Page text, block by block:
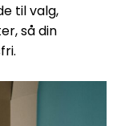
til valg,
så din